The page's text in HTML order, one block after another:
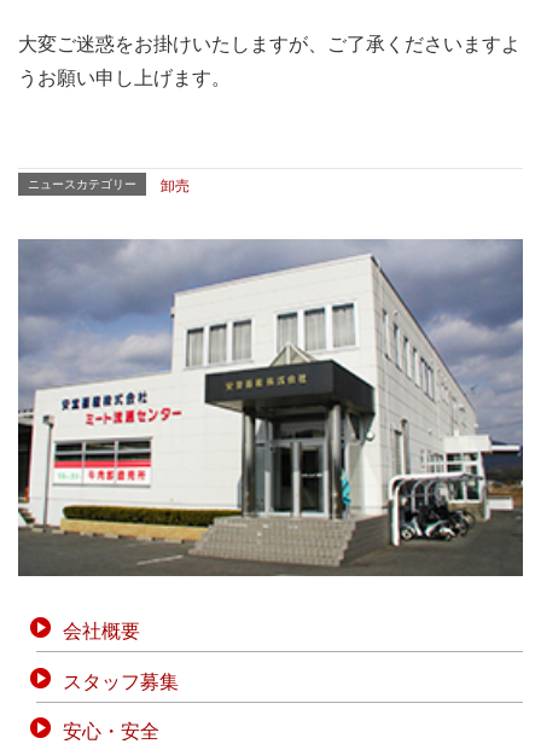
大変ご迷惑をお掛けいたしますが、ご了承くださいますよ
うお願い申し上げます。
ニュースカテゴリー 卸売
会社概要
スタッフ募集
安心・安全